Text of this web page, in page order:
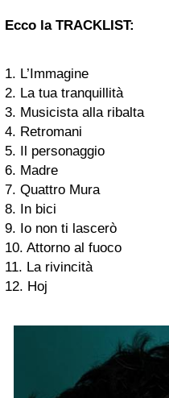
Ecco la TRACKLIST:
1. L’Immagine
2. La tua tranquillità
3. Musicista alla ribalta
4. Retromani
5. Il personaggio
6. Madre
7. Quattro Mura
8. In bici
9. Io non ti lascerò
10. Attorno al fuoco
11. La rivincità
12. Hoj